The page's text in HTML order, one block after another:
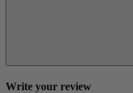
Write your review